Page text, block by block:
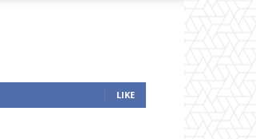
LIKE